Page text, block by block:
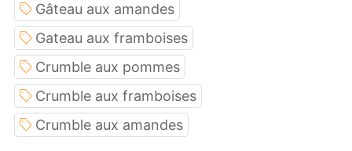
Gâteau aux amandes
Gateau aux framboises
Crumble aux pommes
Crumble aux framboises
Crumble aux amandes